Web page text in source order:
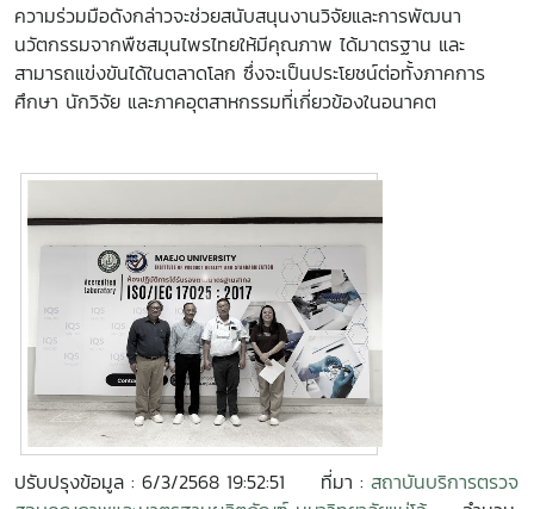
ความร่วมมือดังกล่าวจะช่วยสนับสนุนงานวิจัยและการพัฒนา
นวัตกรรมจากพืชสมุนไพรไทยให้มีคุณภาพ ได้มาตรฐาน และ
สามารถแข่งขันได้ในตลาดโลก ซึ่งจะเป็นประโยชน์ต่อทั้งภาคการ
ศึกษา นักวิจัย และภาคอุตสาหกรรมที่เกี่ยวข้องในอนาคต
ปรับปรุงข้อมูล : 6/3/2568 19:52:51 ที่มา : สถาบันบริการตรวจ